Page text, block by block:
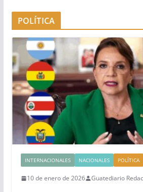
POLÍTICA
INTERNACIONALES NACIONALES POLÍTICA
10 de enero de 2026 Guatediario